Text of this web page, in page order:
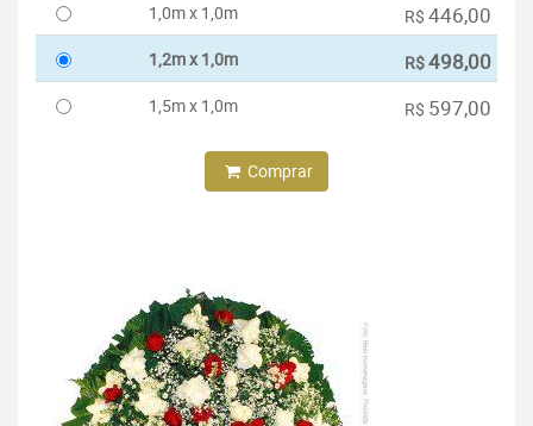
1,0m x 1,0m
R$ 446,00
1,2m x 1,0m R$498,00
1,5m x 1,0m R$ 597,00
Comprar